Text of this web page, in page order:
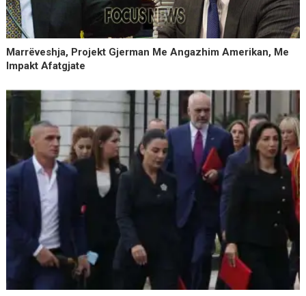
Marrëveshja, Projekt Gjerman Me Angazhim Amerikan, Me
Impakt Afatgjate